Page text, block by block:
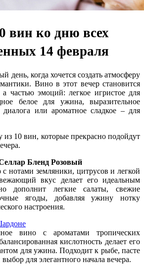
вин ко дню всех
14 февраля
день, когда хочется создать атмосферу
Вино в этот вечер становится
частью эмоций: легкое игристое для
белое для ужина, выразительное
диалога или ароматное сладкое – для
10 вин, которые прекрасно подойдут
Бленд Розовый
нотами земляники, цитрусов и легкой
вкус делает его идеальным
дополнит легкие салаты, свежие
ягоды, добавляя ужину нотку
настроения.
вино с ароматами тропических
кислотность делает его
для ужина. Подходит к рыбе, пасте
для элегантного начала вечера.